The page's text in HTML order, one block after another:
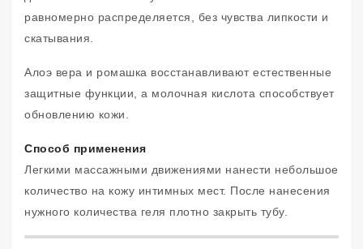
равномерно распределяется, без чувства липкости и
скатывания.
Алоэ вера и ромашка восстанавливают естественные
защитные функции, а молочная кислота способствует
обновлению кожи.
Способ применения
Легкими массажными движениями нанести небольшое
количество на кожу интимных мест. После нанесения
нужного количества геля плотно закрыть тубу.